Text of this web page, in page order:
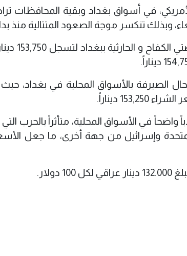
في أسواق بغداد وبقية المحافظات
وبذلك تنكسر موجة الصعود المتتالية منذ
وإسرائيل من جهة أخرى، ما جعل